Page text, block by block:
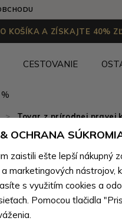
KOŠÍKA A ZÍSKAJTE 40%
CESTOVANIE
> Tovar z prírodnej pravej
Novinka
OCHRANA
zaistili ešte lepší nákupný
marketingových nástrojov,
s využitím cookies a
Pomocou tlačidla